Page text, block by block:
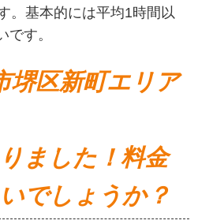
。基本的には平均1時間以
です。
堺区新町エリア
ました！料金
でしょうか？